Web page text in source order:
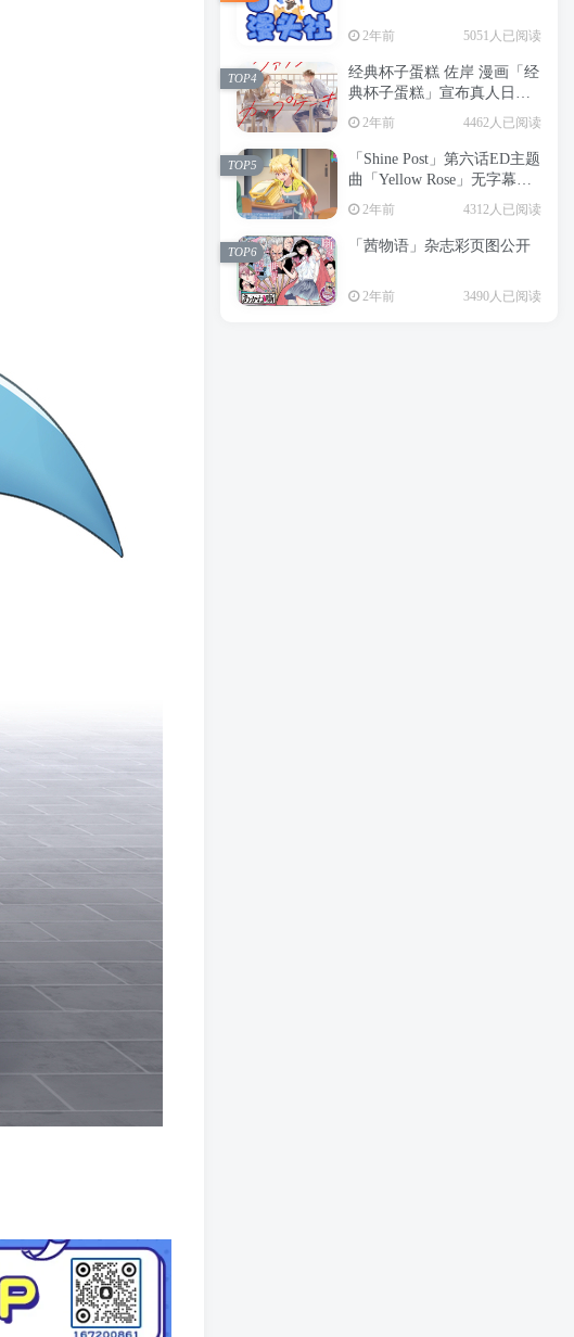
2年前 5051人已阅读
经典杯子蛋糕 佐岸 漫画「经
典杯子蛋糕」宣布真人日剧
化
2年前 4462人已阅读
TOP4
「Shine Post」第六话ED主题
曲「Yellow Rose」无字幕MV
公开
2年前 4312人已阅读
TOP5
「茜物语」杂志彩页图公开
2年前 3490人已阅读
TOP6
8694人已阅读
overlord卢贝多的龙王谁厉害
「Overlord」露普斯蕾琪娜·贝塔手办开...
申鹤原神wiki 申鹤诞辰祭
2年前 6198人已阅读
TOP2
APP下载
2年前 5051人已阅读
TOP3
经典杯子蛋糕 佐岸 漫画「经
典杯子蛋糕」宣布真人日剧
TOP4